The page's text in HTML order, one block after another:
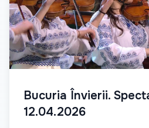
Bucuria Învierii.
12.04.2026